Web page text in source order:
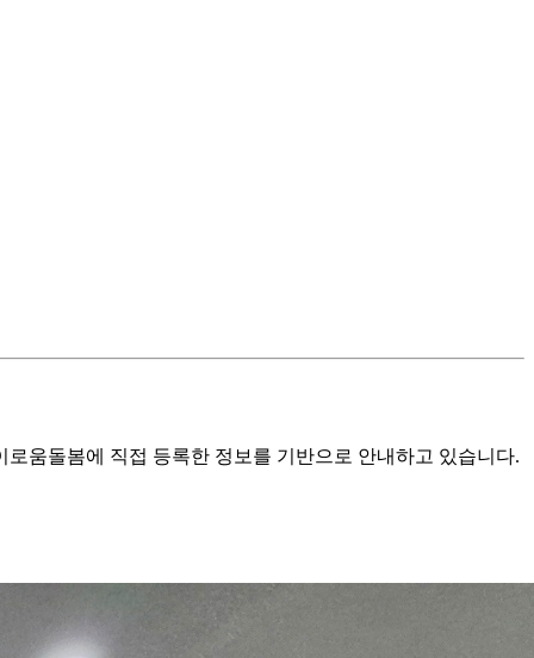
움돌봄에 직접 등록한 정보를 기반으로 안내하고 있습니다.